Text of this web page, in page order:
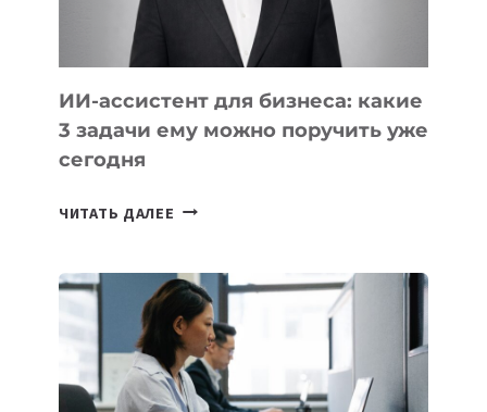
ИИ-ассистент для бизнеса: какие
3 задачи ему можно поручить уже
сегодня
ЧИТАТЬ ДАЛЕЕ ИИ-
БИЗНЕСА:
КАКИЕ
3
ЗАДАЧИ
ЕМУ